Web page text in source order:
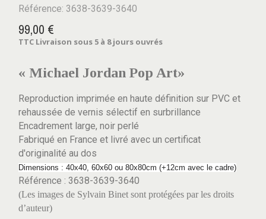
Référence: 3638-3639-3640
99,00 €
TTC Livraison sous 5 à 8 jours ouvrés
« Michael Jordan Pop Art»
Reproduction imprimée en haute définition sur PVC et
rehaussée de vernis sélectif en surbrillance
Encadrement large, noir perlé
Fabriqué en France et livré avec un certificat
d'originalité au dos
Dimensions : 40x40, 60x60 ou 80x80cm (+12cm avec le cadre)
Référence : 3638-3639-3640
(Les images de Sylvain Binet sont protégées par les droits
d’auteur)